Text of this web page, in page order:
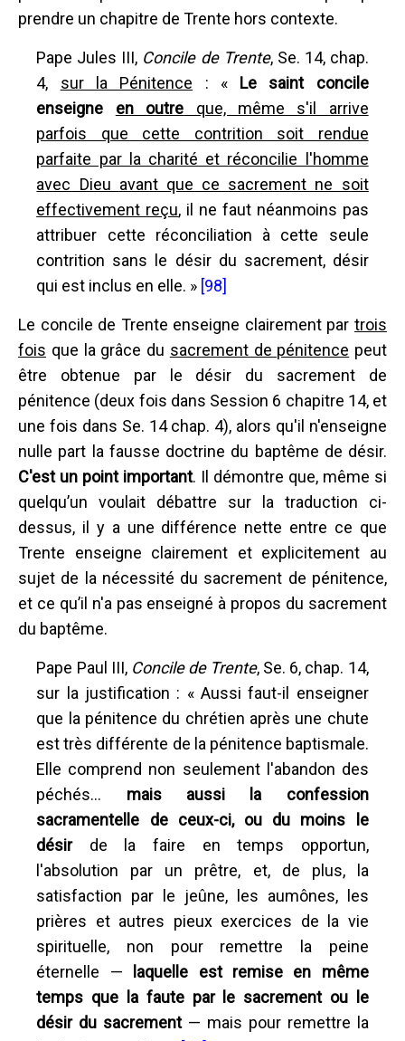
prendre un chapitre de Trente hors contexte.
Pape Jules III, Concile de Trente, Se. 14, chap.
4, sur la Pénitence : « Le saint concile
enseigne en outre que, même s'il arrive
parfois que cette contrition soit rendue
parfaite par la charité et réconcilie l'homme
avec Dieu avant que ce sacrement ne soit
effectivement reçu, il ne faut néanmoins pas
attribuer cette réconciliation à cette seule
contrition sans le désir du sacrement, désir
qui est inclus en elle. » [98]
Le concile de Trente enseigne clairement par trois
fois que la grâce du sacrement de pénitence peut
être obtenue par le désir du sacrement de
pénitence (deux fois dans Session 6 chapitre 14, et
une fois dans Se. 14 chap. 4), alors qu'il n'enseigne
nulle part la fausse doctrine du baptême de désir.
C'est un point important. Il démontre que, même si
quelqu’un voulait débattre sur la traduction ci-
dessus, il y a une différence nette entre ce que
Trente enseigne clairement et explicitement au
sujet de la nécessité du sacrement de pénitence,
et ce qu’il n'a pas enseigné à propos du sacrement
du baptême.
Pape Paul III, Concile de Trente, Se. 6, chap. 14,
sur la justification : « Aussi faut-il enseigner
que la pénitence du chrétien après une chute
est très différente de la pénitence baptismale.
Elle comprend non seulement l'abandon des
péchés… mais aussi la confession
sacramentelle de ceux-ci, ou du moins le
désirde la faire en temps opportun,
l'absolution par un prêtre, et, de plus, la
satisfaction par le jeûne, les aumônes, les
prières et autres pieux exercices de la vie
spirituelle, non pour remettre la peine
éternelle —
laquelle est remise en même
temps que la faute par le sacrement ou le
désir du sacrement— mais pour remettre la